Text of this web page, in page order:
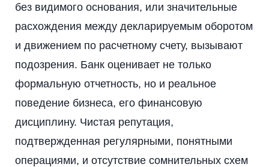
без видимого основания, или значительные
расхождения между декларируемым оборотом
и движением по расчетному счету, вызывают
подозрения. Банк оценивает не только
формальную отчетность, но и реальное
поведение бизнеса, его финансовую
дисциплину. Чистая репутация,
подтвержденная регулярными, понятными
операциями, и отсутствие сомнительных схем